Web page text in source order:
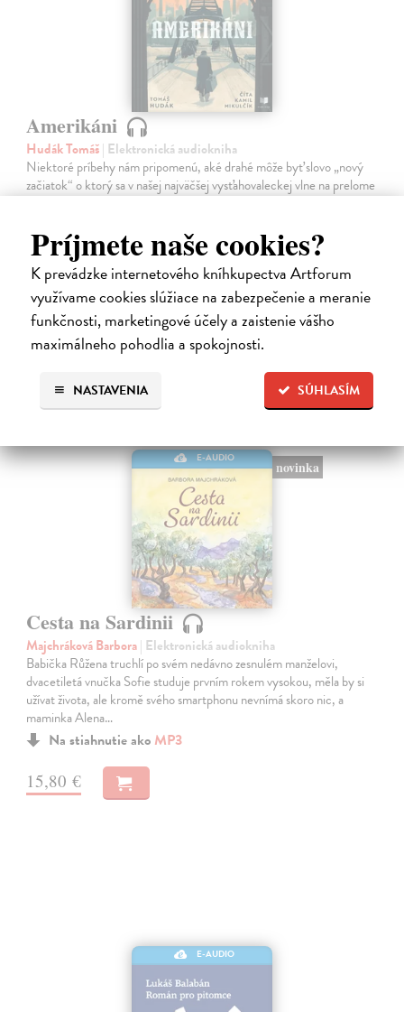
Príjmete naše cookies?
K prevádzke internetového kníhkupectva Artforum
využívame cookies slúžiace na zabezpečenie a meranie
funkčnosti, marketingové účely a zaistenie vášho
maximálneho pohodlia a spokojnosti.
SÚHLASÍM
NASTAVENIA
Amerikáni
Hudák Tomáš| Elektronická audiokniha
Niektoré príbehy nám pripomenú, aké drahé môže byť slovo „nový
začiatok“ o ktorý sa v našej najväčšej vysťahovaleckej vlne na prelome
Na stiahnutie akoMP3
15,95 €
E-AUDIO
novinka
Cesta na Sardinii
Majchráková Barbora| Elektronická audiokniha
Babička Růžena truchlí po svém nedávno zesnulém manželovi,
dvacetiletá vnučka Sofie studuje prvním rokem vysokou, měla by si
užívat života, ale kromě svého smartphonu nevnímá skoro nic, a
maminka Alena…
Na stiahnutie ako MP3
15,80 €
E-AUDIO